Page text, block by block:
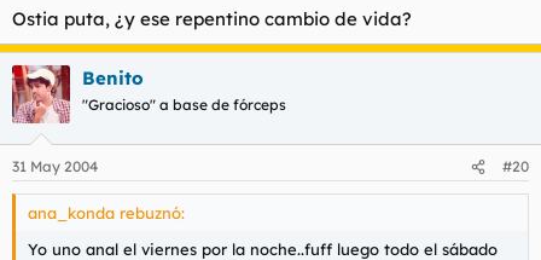
Ostia puta, ¿y ese repentino cambio de vida?
Benito
"Gracioso" a base de fórceps
31 May 2004 #20
ana_konda rebuznó:
Yo uno anal el viernes por la noche..fuff luego todo el sábado